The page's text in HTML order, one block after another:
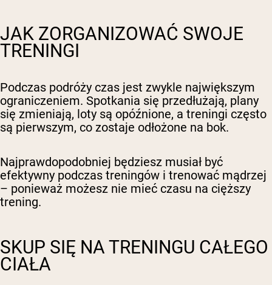
JAK ZORGANIZOWAĆ SWOJE
TRENINGI
Podczas podróży czas jest zwykle największym
ograniczeniem. Spotkania się przedłużają, plany
się zmieniają, loty są opóźnione, a treningi często
są pierwszym, co zostaje odłożone na bok.
Najprawdopodobniej będziesz musiał być
efektywny podczas treningów i trenować mądrzej
– ponieważ możesz nie mieć czasu na cięższy
trening.
SKUP SIĘ NA TRENINGU CAŁEGO
CIAŁA